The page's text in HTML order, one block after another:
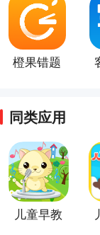
橙果错题
同类应用
儿童早教